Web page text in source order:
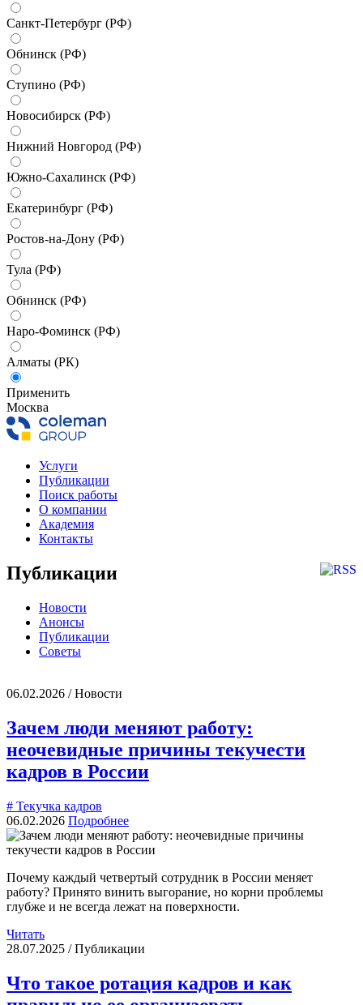
Санкт-Петербург (РФ)
Обнинск (РФ)
Ступино (РФ)
Новосибирск (РФ)
Нижний Новгород (РФ)
Южно-Сахалинск (РФ)
Екатеринбург (РФ)
Ростов-на-Дону (РФ)
Тула (РФ)
Обнинск (РФ)
Наро-Фоминск (РФ)
Алматы (РК)
Применить
Москва
Услуги
Публикации
Поиск работы
О компании
Академия
Контакты
Публикации
Новости
Анонсы
Публикации
Советы
06.02.2026 / Новости
Зачем люди меняют работу:
неочевидные причины текучести
кадров в России
# Текучка кадров
06.02.2026 Подробнее
Почему каждый четвертый сотрудник в России меняет
работу? Принято винить выгорание, но корни проблемы
глубже и не всегда лежат на поверхности.
Читать
28.07.2025 / Публикации
Что такое ротация кадров и как